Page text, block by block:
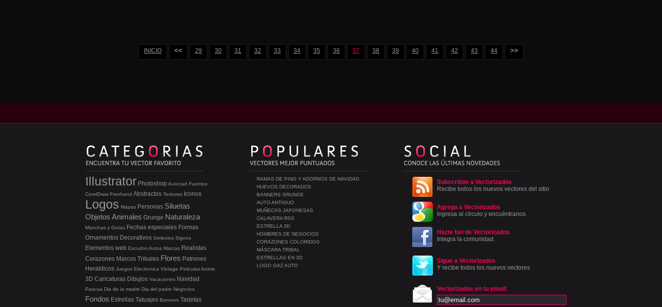
INICIO << 29 30 31 32 33 34 35 36 37 38 39 40 41 42 43 44 >>
Subscribite a Vectorizados
Recibe todos los nuevos vectores del sitio
Agrega a Vectorizados
Ingresa al círculo y encuéntranos.
Hazte fan de Vectorizados
Integra la comunidad.
Sigue a Vectorizados
Y recibe todos los nuevos vectores
Vectorizados en tu email:
RAMAS DE PINO Y ADORNOS DE NAVIDAD
HUEVOS DECORADOS
BANNERS GRUNGE
AUTO ANTIGUO
MUÑECAS JAPONESAS
CALAVERA RSS
ESTRELLA 3D
HOMBRES DE NEGOCIOS
CORAZONES COLORIDOS
MÁSCARA TRIBAL
ESTRELLAS EN 3D
LOGO GAZ AUTO
Illustrator Photoshop Autocad Fuentes
CorelDraw Freehand Abstractos Texturas Iconos
Logos Mapas Personas Siluetas
Objetos Animales Grunge Naturaleza
Manchas y Gotas Fechas especiales Formas
Ornamentos Decorativos Simbolos Signos
Elementos web EscudosAutos Marcas Realistas
Corazones Marcos Tribales Flores Patrones
Heraldicos Juegos Electronica Vintage PeliculasAnime
3D Caricaturas Dibujos Vacaciones Navidad
Pascua Dia de la madre Dia del padre Negocios
Fondos Estrellas Tatuajes Banners Tarjetas